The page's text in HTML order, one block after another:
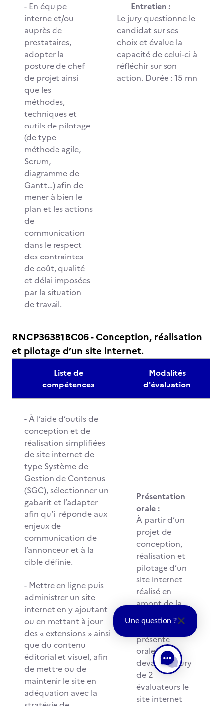
- En équipe
interne et/ou
auprès de
prestataires,
adopter la
posture de chef
de projet ainsi
que les
méthodes,
techniques et
outils de pilotage
(de type
méthode agile,
Scrum,
diagramme de
Gantt…) afin de
mener à bien le
plan et les actions
de
communication
dans le respect
des contraintes
de coût, qualité
et délai imposées
par la situation
de travail.
Entretien :
Le jury questionne le
candidat sur ses
choix et évalue la
capacité de celui-ci à
réfléchir sur son
action. Durée : 15 mn
RNCP36381BC06 - Conception, réalisation
et pilotage d’un site internet.
Liste de
compétences
Modalités
d'évaluation
- À l’aide d’outils de
conception et de
réalisation simplifiées
de site internet de
type Système de
Gestion de Contenus
(SGC), sélectionner un
gabarit et l’adapter
afin qu’il réponde aux
enjeux de
communication de
l’annonceur et à la
cible définie.
- Mettre en ligne puis
administrer un site
internet en y ajoutant
ou en mettant à jour
des « extensions » ainsi
que du contenu
éditorial et visuel, afin
de mettre ou de
maintenir le site en
adéquation avec la
Présentation
orale :
À partir d’un
projet de
conception,
réalisation et
pilotage d’un
site internet
réalisé en
amont de la
session, le
candidat
présente
oralement
devant un jury
de 2
évaluateurs le
site internet
Une question ?